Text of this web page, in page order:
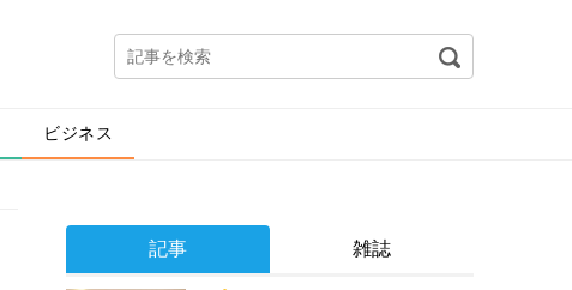
ビジネス
記事 雑誌